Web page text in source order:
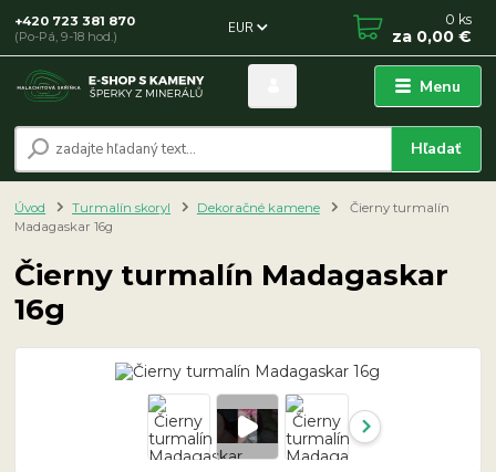
Menu
EUR
Hľadať
+420 723 381 870
(Po-Pá, 9-18 hod.)
0 ks
za 0,00 €
Úvod Turmalín skoryl Dekoračné kamene
Čierny turmalín
Madagaskar 16g
Čierny turmalín Madagaskar
16g